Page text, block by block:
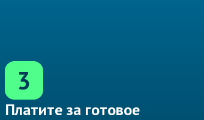
3
Платите за готовое